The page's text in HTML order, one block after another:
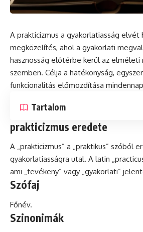
A prakticizmus a gyakorlatiasság elvét
megközelítés, ahol a gyakorlati
hasznosság előtérbe kerül az
szemben. Célja a hatékonyság,
funkcionalitás előmozdítása
Tartalom
prakticizmus eredete
A „prakticizmus” a „praktikus” szóból
gyakorlatiasságra utal. A latin
ami „tevékeny” vagy „gyakorlati”
Szófaj
Főnév.
Szinonimák